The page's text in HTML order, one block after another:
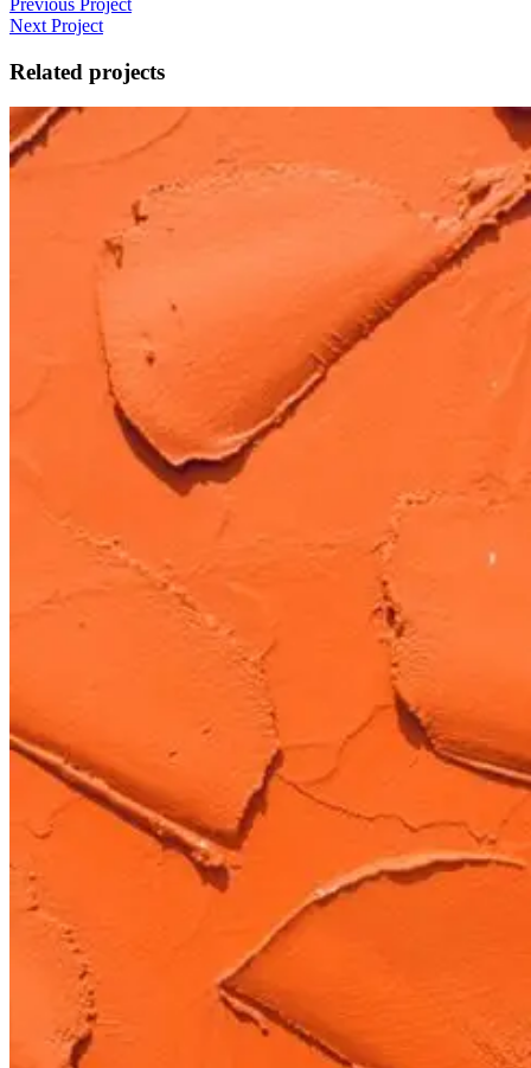
Previous Project
Next Project
Related projects